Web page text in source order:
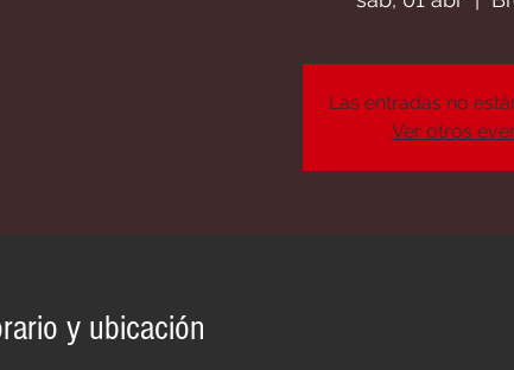
Las entradas no
Ver otros
y ubicación